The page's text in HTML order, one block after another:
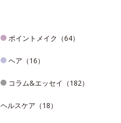
ポイントメイク（64）
ヘア（16）
コラム&エッセイ（182）
ヘルスケア（18）